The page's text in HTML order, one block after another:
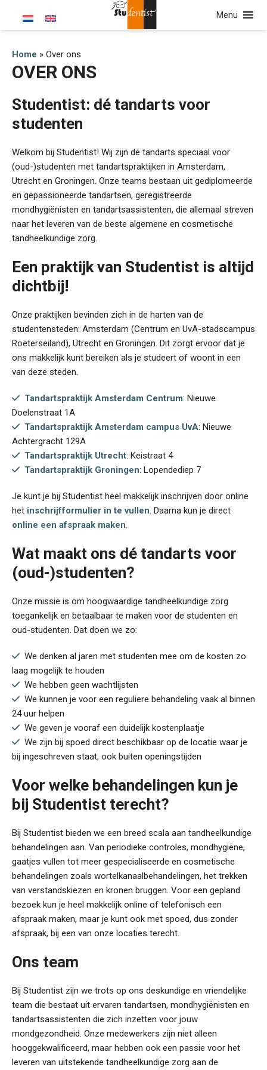
Menu
Home » Over ons
OVER ONS
Studentist: dé tandarts voor
studenten
Welkom bij Studentist! Wij zijn dé tandarts speciaal voor
(oud-)studenten met tandartspraktijken in Amsterdam,
Utrecht en Groningen. Onze teams bestaan uit gediplomeerde
en gepassioneerde tandartsen, geregistreerde
mondhygiënisten en tandartsassistenten, die allemaal streven
naar het leveren van de beste algemene en cosmetische
tandheelkundige zorg.
Een praktijk van Studentist is altijd
dichtbij!
Onze praktijken bevinden zich in de harten van de
studentensteden: Amsterdam (Centrum en UvA-stadscampus
Roeterseiland), Utrecht en Groningen. Dit zorgt ervoor dat je
ons makkelijk kunt bereiken als je studeert of woont in een
van deze steden.
Tandartspraktijk Amsterdam Centrum: Nieuwe
Doelenstraat 1A
Tandartspraktijk Amsterdam campus UvA: Nieuwe
Achtergracht 129A
Tandartspraktijk Utrecht: Keistraat 4
Tandartspraktijk Groningen: Lopendediep 7
Je kunt je bij Studentist heel makkelijk inschrijven door online
het inschrijfformulier in te vullen. Daarna kun je direct
online een afspraak maken.
Wat maakt ons dé tandarts voor
(oud-)studenten?
Onze missie is om hoogwaardige tandheelkundige zorg
toegankelijk en betaalbaar te maken voor de studenten en
oud-studenten. Dat doen we zo:
We denken al jaren met studenten mee om de kosten zo
laag mogelijk te houden
We hebben geen wachtlijsten
We kunnen je voor een reguliere behandeling vaak al binnen
24 uur helpen
We geven je vooraf een duidelijk kostenplaatje
We zijn bij spoed direct beschikbaar op de locatie waar je
bij ingeschreven staat, ook buiten openingstijden
Voor welke behandelingen kun je
bij Studentist terecht?
Bij Studentist bieden we een breed scala aan tandheelkundige
behandelingen aan. Van periodieke controles, mondhygiëne,
gaatjes vullen tot meer gespecialiseerde en cosmetische
behandelingen zoals wortelkanaalbehandelingen, het trekken
van verstandskiezen en kronen bruggen. Voor een gepland
bezoek kun je heel makkelijk online of telefonisch een
afspraak maken, maar je kunt ook met spoed, dus zonder
afspraak, bij een van onze locaties terecht.
Ons team
Bij Studentist zijn we trots op ons deskundige en vriendelijke
team die bestaat uit ervaren tandartsen, mondhygiënisten en
tandartsassistenten die zich inzetten voor jouw
mondgezondheid. Onze medewerkers zijn niet alleen
hooggekwalificeerd, maar hebben ook een passie voor het
leveren van uitstekende tandheelkundige zorg aan de